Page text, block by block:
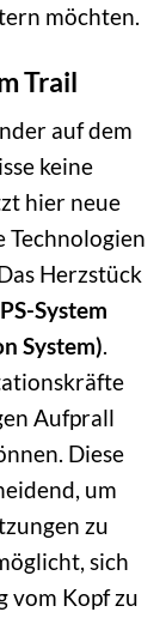
möchten.
Trail
auf dem
keine
hier neue
Herzstück
System
System).
Aufprall
Diese
um
zu
sich
vom Kopf zu